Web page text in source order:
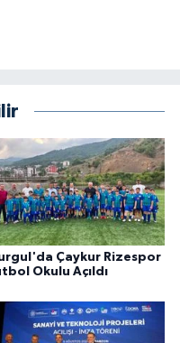
Çaykur Rizespor
Okulu Açıldı